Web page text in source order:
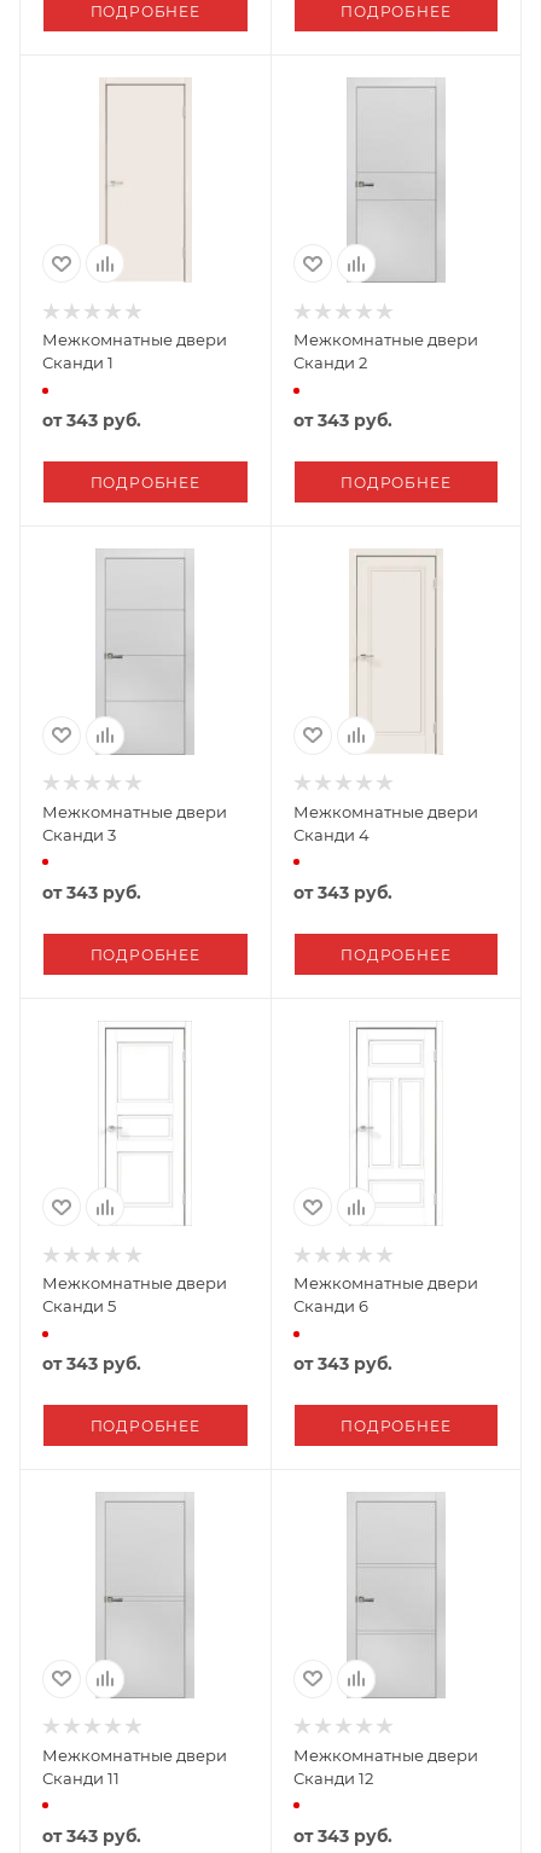
ПОДРОБНЕЕ ПОДРОБНЕЕ
Межкомнатные двери
Сканди 1
от343 руб.
ПОДРОБНЕЕ
Межкомнатные двери
Сканди 2
от343 руб.
ПОДРОБНЕЕ
Межкомнатные двери
Сканди 3
от343 руб.
ПОДРОБНЕЕ
Межкомнатные двери
Сканди 4
от343 руб.
ПОДРОБНЕЕ
Межкомнатные двери
Сканди 5
от343 руб.
ПОДРОБНЕЕ
Межкомнатные двери
Сканди 6
от343 руб.
ПОДРОБНЕЕ
Межкомнатные двери
Сканди 11
от343 руб.
Межкомнатные двери
Сканди 12
от343 руб.